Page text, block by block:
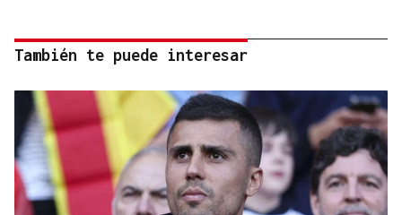
También te puede interesar